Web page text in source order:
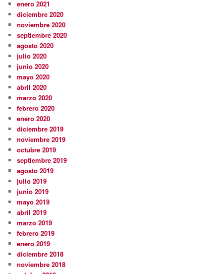
enero 2021
diciembre 2020
noviembre 2020
septiembre 2020
agosto 2020
julio 2020
junio 2020
mayo 2020
abril 2020
marzo 2020
febrero 2020
enero 2020
diciembre 2019
noviembre 2019
octubre 2019
septiembre 2019
agosto 2019
julio 2019
junio 2019
mayo 2019
abril 2019
marzo 2019
febrero 2019
enero 2019
diciembre 2018
noviembre 2018